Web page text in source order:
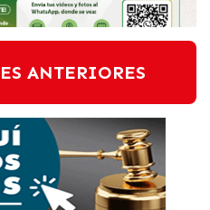
ANTERIORES